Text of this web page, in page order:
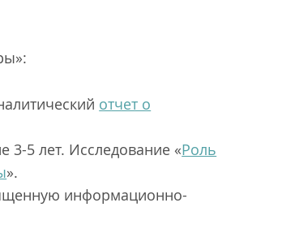
отчет о
5 лет. Исследование «Роль
».
информационно-